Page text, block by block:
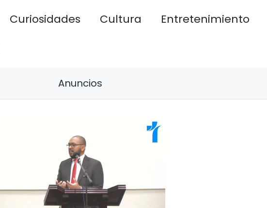
Curiosidades Cultura Entretenimiento
Anuncios